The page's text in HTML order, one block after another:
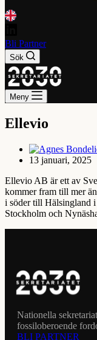
Bli Partner
Sök
Meny
Ellevio
13 januari, 2025
Ellevio AB är ett av
kommer fram till mer
i söder till Hälsingland
Stockholm och
Nationella
fossiloberoende
BLI PARTNER